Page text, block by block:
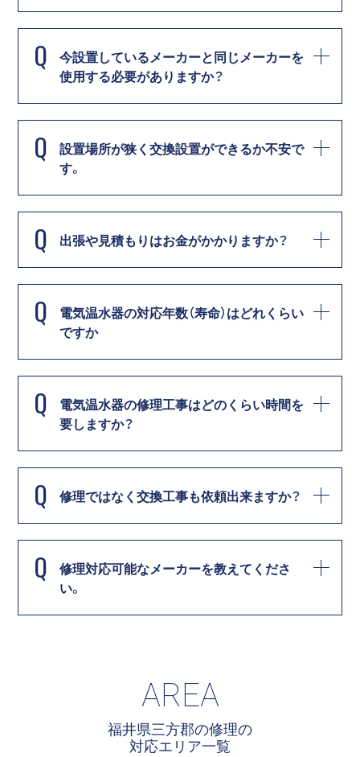
Q
今設置しているメーカーと同じメーカーを
使用する必要がありますか？
Q
設置場所が狭く交換設置ができるか不安で
す。
Q 出張や見積もりはお金がかかりますか？
Q
電気温水器の対応年数（寿命）はどれくらい
ですか
Q
電気温水器の修理工事はどのくらい時間を
要しますか？
Q 修理ではなく交換工事も依頼出来ますか？
Q
修理対応可能なメーカーを教えてくださ
い。
AREA
福井県三方郡の修理の
対応エリア一覧